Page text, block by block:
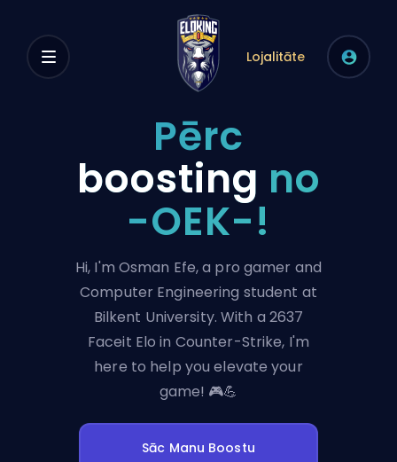
Lojalitāte
Pērc
boosting no
-OEK-!
Hi, I'm Osman Efe, a pro gamer and
Computer Engineering student at
Bilkent University. With a 2637
Faceit Elo in Counter-Strike, I'm
here to help you elevate your
game! 🎮💪
Sāc Manu Boostu